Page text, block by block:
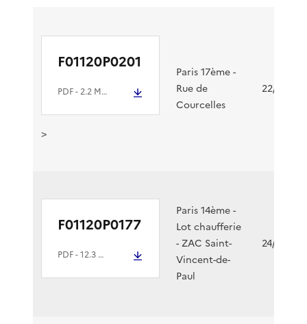
F01120P0201
PDF- 2.2 Mio
>
Paris 17ème -
Rue de
Courcelles
22/12/
F01120P0177
PDF- 12.3 Mio
Paris 14ème -
Lot chaufferie
- ZAC Saint-
Vincent-de-
Paul
24/11/